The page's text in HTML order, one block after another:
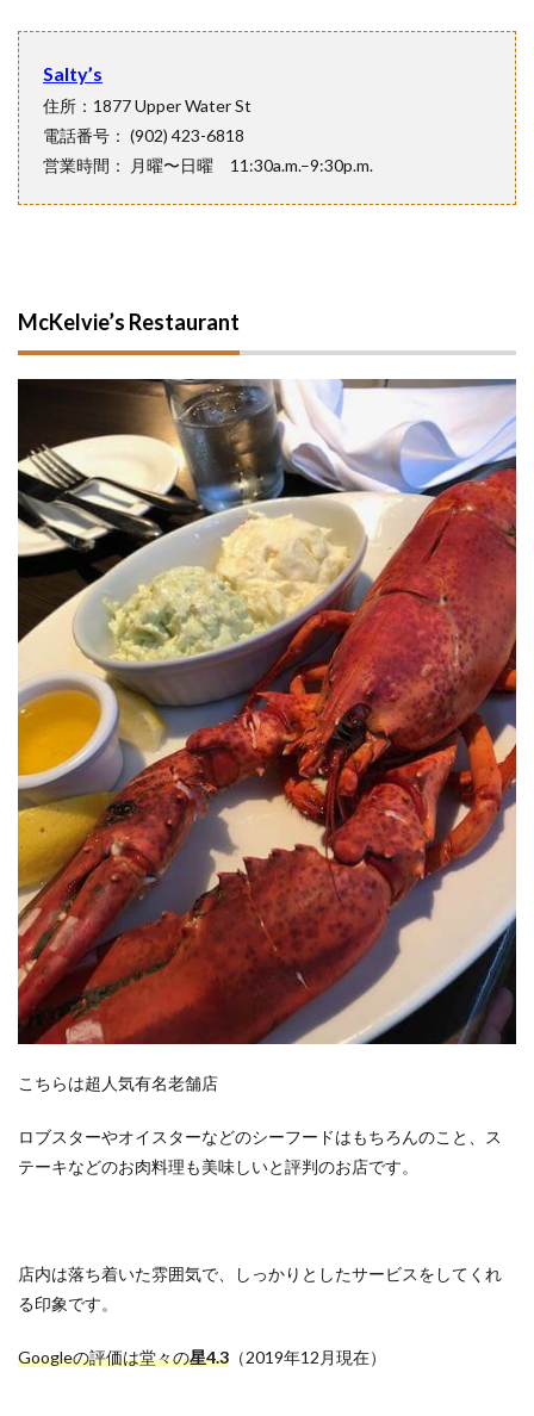
Salty’s
住所：1877 Upper Water St
電話番号： (902) 423-6818
営業時間： 月曜〜日曜 11:30a.m.–9:30p.m.
McKelvie’s Restaurant
こちらは超人気有名老舗店
ロブスターやオイスターなどのシーフードはもちろんのこと、ス
テーキなどのお肉料理も美味しいと評判のお店です。
店内は落ち着いた雰囲気で、しっかりとしたサービスをしてくれ
る印象です。
Googleの評価は堂々の星4.3 （2019年12月現在）